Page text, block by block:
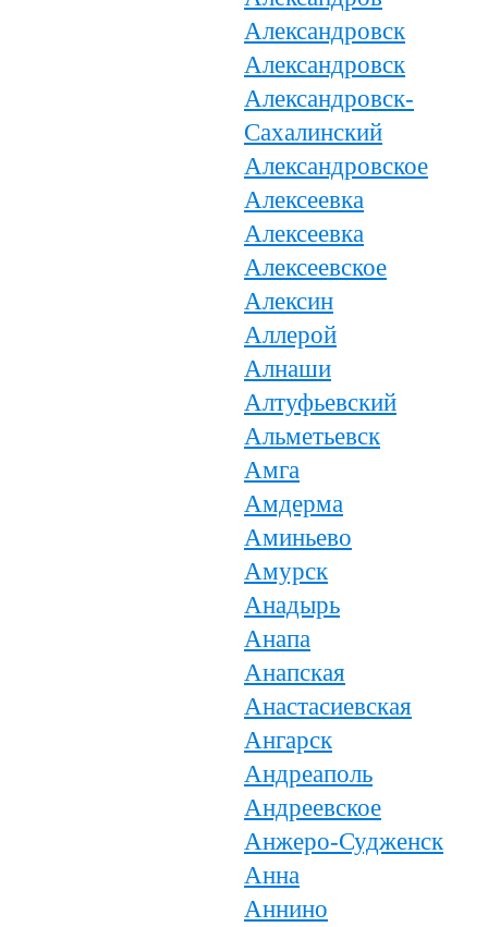
Александровск
Александровск
Александровск-
Сахалинский
Александровское
Алексеевка
Алексеевка
Алексеевское
Алексин
Аллерой
Алнаши
Алтуфьевский
Альметьевск
Амга
Амдерма
Аминьево
Амурск
Анадырь
Анапа
Анапская
Анастасиевская
Ангарск
Андреаполь
Андреевское
Анжеро-Судженск
Анна
Аннино